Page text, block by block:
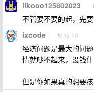
likooo125802023
不管要不要的起，先
ixcode May 10
经济问题是最大的问
情就吵不起来，没钱什
但是你如果真的想要